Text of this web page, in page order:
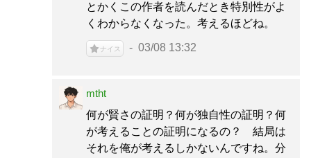
とかくこの作者を読んだとき特別性がよ
くわからなくなった。考えるほどね。
ナイス 03/08 13:32
mtht
何が賢さの証明？何が独自性の証明？何
が考えることの証明になるの？ 結局は
それを俺が考えるしかないんですね。分